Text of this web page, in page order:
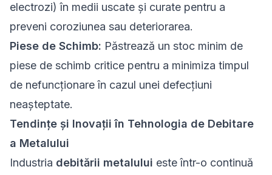
electrozi) în medii uscate și curate pentru a
preveni coroziunea sau deteriorarea.
Piese de Schimb: Păstrează un stoc minim de
piese de schimb critice pentru a minimiza timpul
de nefuncționare în cazul unei defecțiuni
neașteptate.
Tendințe și Inovații în Tehnologia de Debitare
a Metalului
Industria debitării metalului este într-o continuă